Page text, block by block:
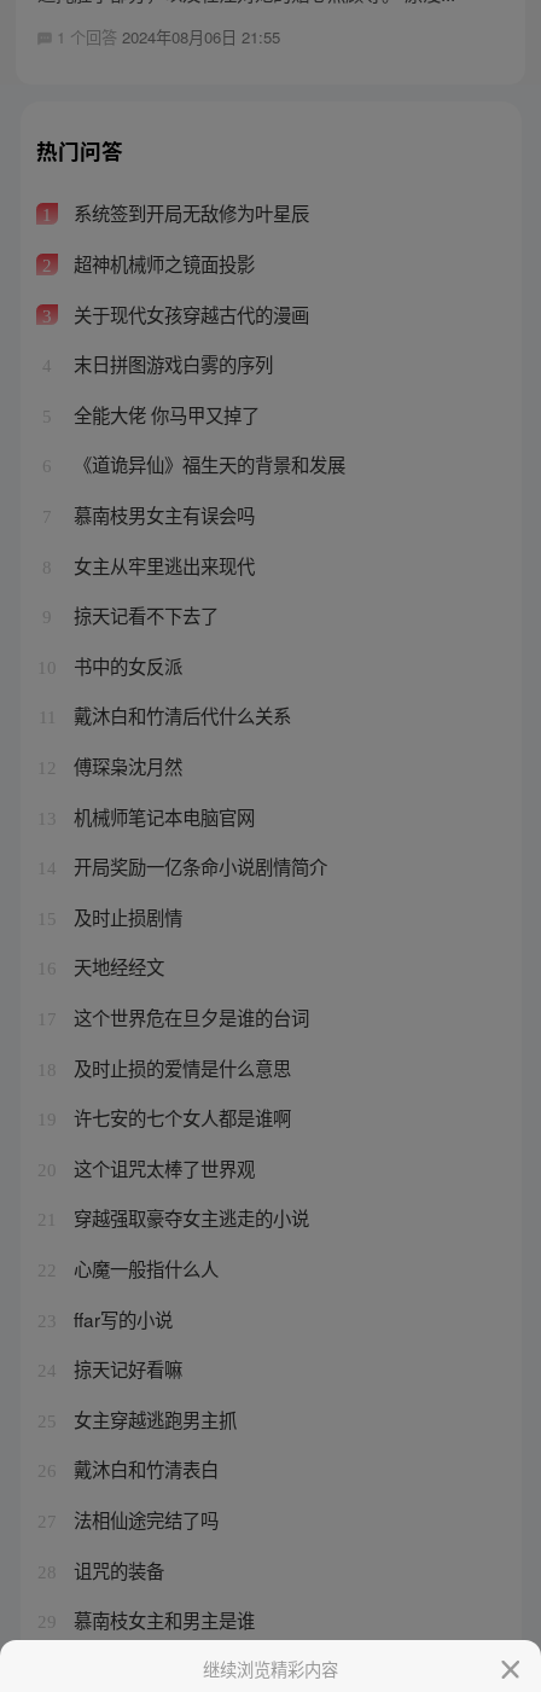
1 个回答 2024年08月06日 21:55
热门问答
1 系统签到开局无敌修为叶星辰
2 超神机械师之镜面投影
3 关于现代女孩穿越古代的漫画
4 末日拼图游戏白雾的序列
5 全能大佬 你马甲又掉了
6 《道诡异仙》福生天的背景和发展
7 慕南枝男女主有误会吗
8 女主从牢里逃出来现代
9 掠天记看不下去了
10 书中的女反派
戴沐白和竹清后代什么关系
12 傅琛枭沈月然
13 机械师笔记本电脑官网
14 开局奖励一亿条命小说剧情简介
15 及时止损剧情
16 天地经经文
17 这个世界危在旦夕是谁的台词
18 及时止损的爱情是什么意思
19 许七安的七个女人都是谁啊
20 这个诅咒太棒了世界观
21 穿越强取豪夺女主逃走的小说
22 心魔一般指什么人
23 ffar写的小说
24 掠天记好看嘛
25 女主穿越逃跑男主抓
26 戴沐白和竹清表白
27 法相仙途完结了吗
28 诅咒的装备
29 慕南枝女主和男主是谁
继续浏览精彩内容